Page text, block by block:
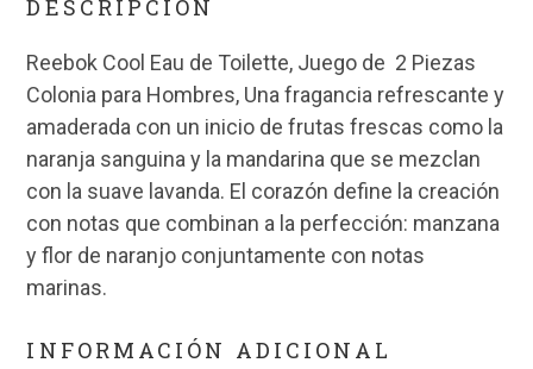
DESCRIPCIÓN
Reebok Cool Eau de Toilette, Juego de 2 Piezas
Colonia para Hombres, Una fragancia refrescante y
amaderada con un inicio de frutas frescas como la
naranja sanguina y la mandarina que se mezclan
con la suave lavanda. El corazón define la creación
con notas que combinan a la perfección: manzana
y flor de naranjo conjuntamente con notas
marinas.
INFORMACIÓN ADICIONAL